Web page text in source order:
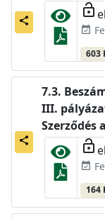
share
lock_open
event_available
603
share
III.
Szerződés
lock_open
event_available
164